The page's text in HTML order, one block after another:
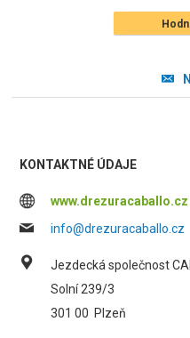
KONTAKTNÉ ÚDAJE
www.drezuracaballo.cz
info@drezuracaballo.cz
Jezdecká společnost
Solní 239/3
301 00 Plzeň